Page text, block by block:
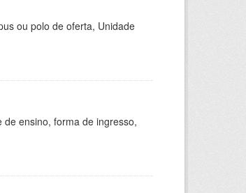
ou polo de oferta, Unidade
ensino, forma de ingresso,